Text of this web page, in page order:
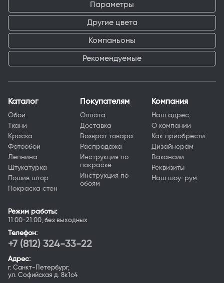
Параметры
Другие цвета
Компаньоны
Рекомендуемые
Каталог
Обои
Ткани
Краска
Фотообои
Лепнина
Штукатурка
Пошив штор
Покраска стен
Покупателям
Оплата
Доставка
Возврат товара
Распродажа
Инструкция по
покраске
Инструкция по
обоям
Компания
Наш адрес
О компании
Как приобрести
Дизайнерам
Вакансии
Реквизиты
Наш шоу-рум
Режим работы:
11:00-21:00, без выходных
Телефон:
+7 (812) 324-33-22
Адрес:
г. Санкт-Петербург,
ул. Софийская д. 8к1с4